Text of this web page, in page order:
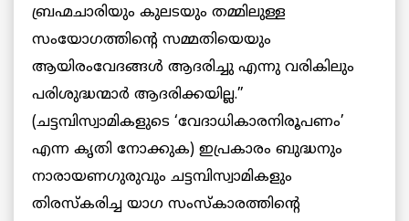
ബ്രഹ്മചാരിയും കുലടയും തമ്മിലുള്ള
സംയോഗത്തിന്റെ സമ്മതിയെയും
ആയിരംവേദങ്ങള്‍ ആദരിച്ചു എന്നു വരികിലും
പരിശുദ്ധന്മാര്‍ ആദരിക്കയില്ല.”
(ചട്ടമ്പിസ്വാമികളുടെ ‘വേദാധികാരനിരൂപണം’
എന്ന കൃതി നോക്കുക) ഇപ്രകാരം ബുദ്ധനും
നാരായണഗുരുവും ചട്ടമ്പിസ്വാമികളും
തിരസ്‌കരിച്ച യാഗ സംസ്‌കാരത്തിന്റെ